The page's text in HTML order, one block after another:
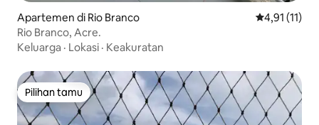
Apartemen di Rio Branco Nilai rata-
4,91 (11)
Rio Branco, Acre.
Keluarga · Lokasi · Keakuratan
Pilihan tamu
Pilihan tamu